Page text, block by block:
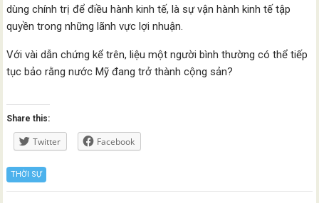
dùng chính trị để điều hành kinh tế, là sự vận hành kinh tế tập
quyền trong những lãnh vực lợi nhuận.
Với vài dẫn chứng kể trên, liệu một người bình thường có thể tiếp
tục bảo rằng nước Mỹ đang trở thành cộng sản?
Share this:
Twitter Facebook
THỜI SỰ